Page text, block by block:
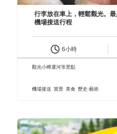
行李放在車上，輕鬆觀光。
機場接送行程
6小時
觀光小樽運河等景點
機場接送 賞景 美食 歷史‧藝術